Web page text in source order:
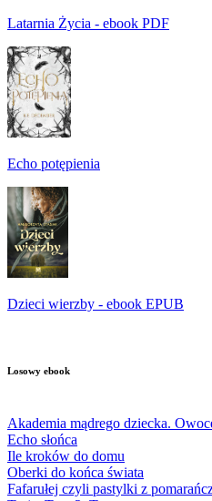
Latarnia Życia - ebook PDF
Echo potępienia
Dzieci wierzby - ebook EPUB
Losowy ebook
Akademia mądrego dziecka.
Echo słońca
Ile kroków do domu
Oberki do końca świata
Fafarułej czyli pastylki z